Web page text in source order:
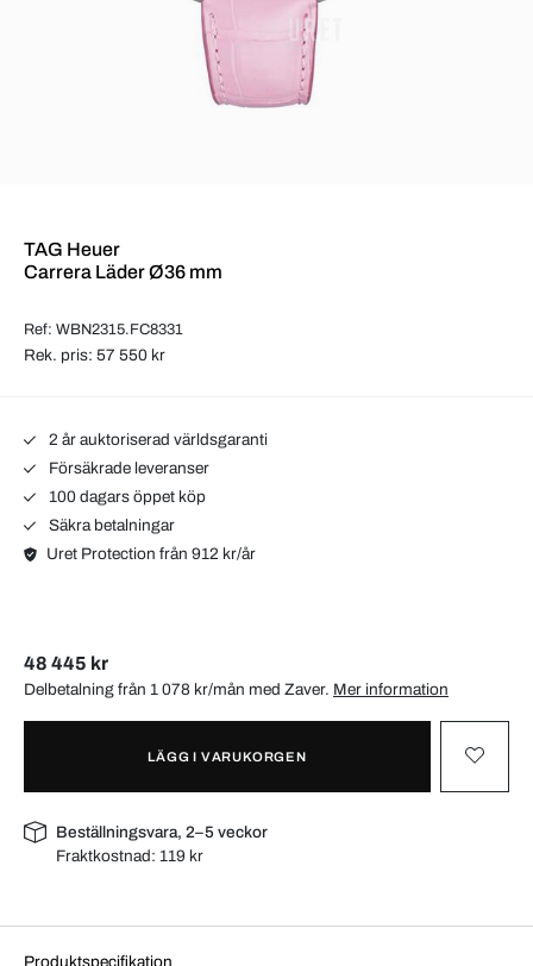
TAG Heuer
Carrera Läder Ø36 mm
Ref: WBN2315.FC8331
Rek. pris: 57 550 kr
2 år auktoriserad världsgaranti
Försäkrade leveranser
100 dagars öppet köp
Säkra betalningar
Uret Protection från 912 kr/år
48 445 kr
Delbetalning från 1 078 kr/mån med Zaver. Mer information
LÄGG I VARUKORGEN
Beställningsvara, 2–5 veckor
Fraktkostnad: 119 kr
Produktspecifikation